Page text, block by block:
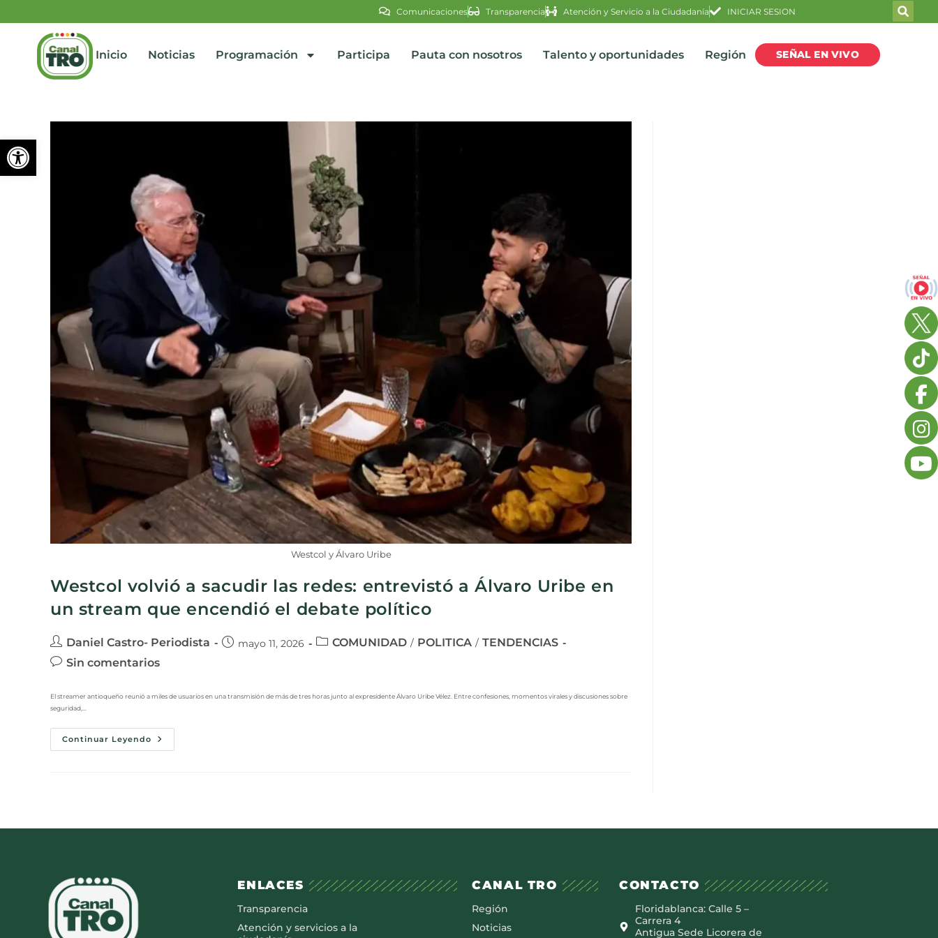
Abrir barra de herramientas
Comunicaciones Transparencia Atención y Servicio a la Ciudadanía INICIAR SESION
Inicio Noticias Programación Participa Pauta con nosotros Talento y oportunidades Región SEÑAL EN VIVO
Westcol y Álvaro Uribe
Westcol volvió a sacudir las redes: entrevistó a Álvaro Uribe en
un stream que encendió el debate político
Daniel Castro- Periodista mayo 11, 2026 COMUNIDAD / POLITICA / TENDENCIAS
Sin comentarios
El streamer antioqueño reunió a miles de usuarios en una transmisión de más de tres horas junto al expresidente Álvaro Uribe Vélez. Entre confesiones, momentos virales y discusiones sobre
seguridad,…
Continuar Leyendo
ENLACES
Transparencia
Atención y servicios a la
CANAL TRO
Región
Noticias
CONTACTO
Floridablanca: Calle 5 –
Carrera 4
Antigua Sede Licorera de